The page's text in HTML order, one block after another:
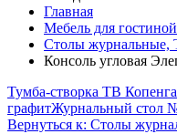
Главная
Мебель для гостиной
Столы журнальные,
Консоль угловая
Тумба-створка ТВ
графитЖурнальный стол
Вернуться к: Столы